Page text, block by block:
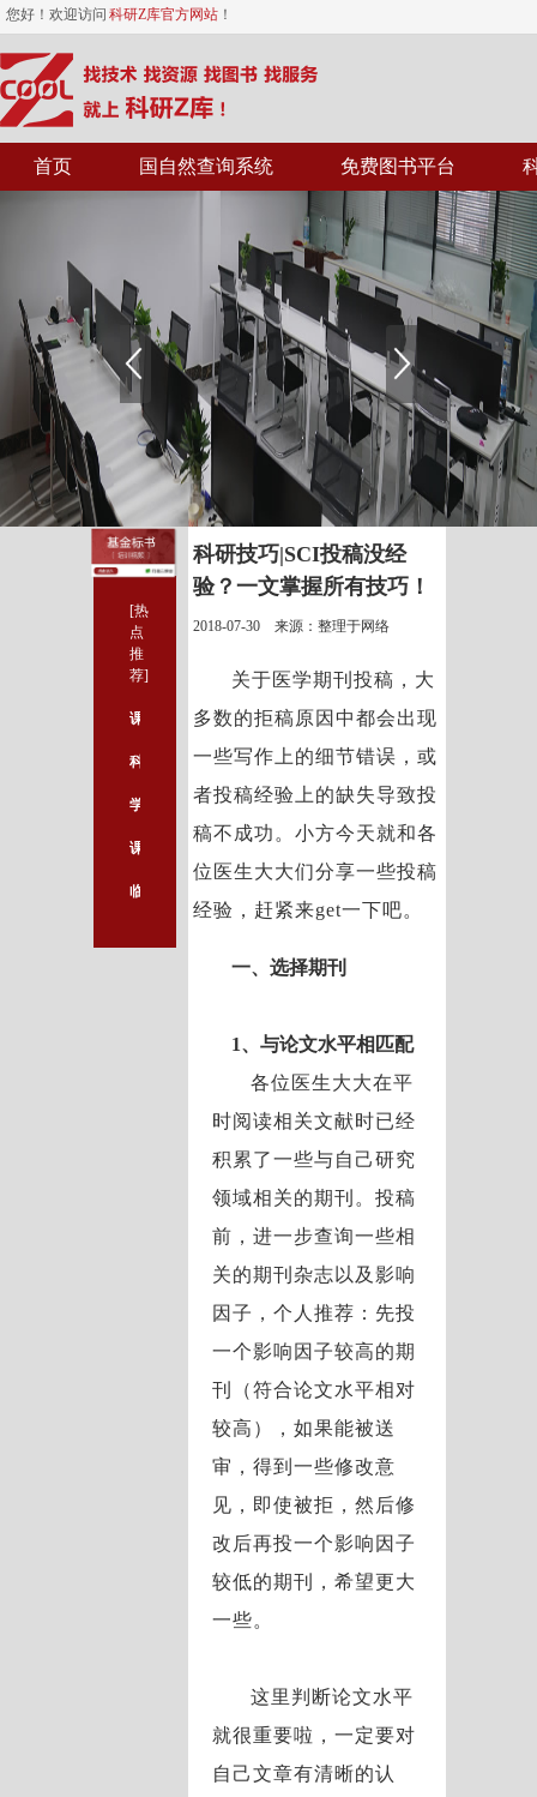
您好！欢迎访问 科研Z库官方网站 ！
首页 国自然查询系统 免费图书平台
[热
点
推
荐]
科研技巧|SCI投稿没经
验？一文掌握所有技巧！
2018-07-30 来源：整理于网络
关于医学期刊投稿，大
多数的拒稿原因中都会出现
一些写作上的细节错误，或
者投稿经验上的缺失导致投
稿不成功。小方今天就和各
位医生大大们分享一些投稿
经验，赶紧来get一下吧。
一、选择期刊
1、与论文水平相匹配
各位医生大大在平
时阅读相关文献时已经
积累了一些与自己研究
领域相关的期刊。投稿
前，进一步查询一些相
关的期刊杂志以及影响
因子，个人推荐：先投
一个影响因子较高的期
刊（符合论文水平相对
较高），如果能被送
审，得到一些修改意
见，即使被拒，然后修
改后再投一个影响因子
较低的期刊，希望更大
一些。
这里判断论文水平
就很重要啦，一定要对
自己文章有清晰的认